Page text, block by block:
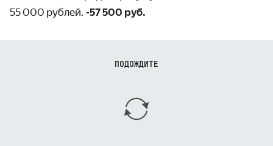
55 000 рублей. -57 500 руб.
ПОДОЖДИТЕ